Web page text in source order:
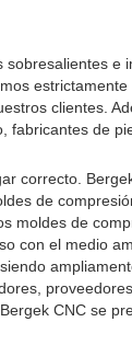
clientes.
de
correcto.
de
moldes de
con el medio
CNC se